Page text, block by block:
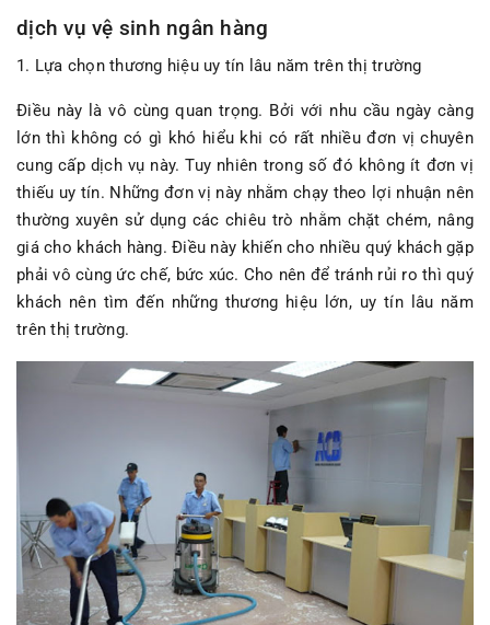
dịch vụ vệ sinh ngân hàng
1. Lựa chọn thương hiệu uy tín lâu năm trên thị trường
Điều này là vô cùng quan trọng. Bởi với nhu cầu ngày càng
lớn thì không có gì khó hiểu khi có rất nhiều đơn vị chuyên
cung cấp dịch vụ này. Tuy nhiên trong số đó không ít đơn vị
thiếu uy tín. Những đơn vị này nhằm chạy theo lợi nhuận nên
thường xuyên sử dụng các chiêu trò nhằm chặt chém, nâng
giá cho khách hàng. Điều này khiến cho nhiều quý khách gặp
phải vô cùng ức chế, bức xúc. Cho nên để tránh rủi ro thì quý
khách nên tìm đến những thương hiệu lớn, uy tín lâu năm
trên thị trường.